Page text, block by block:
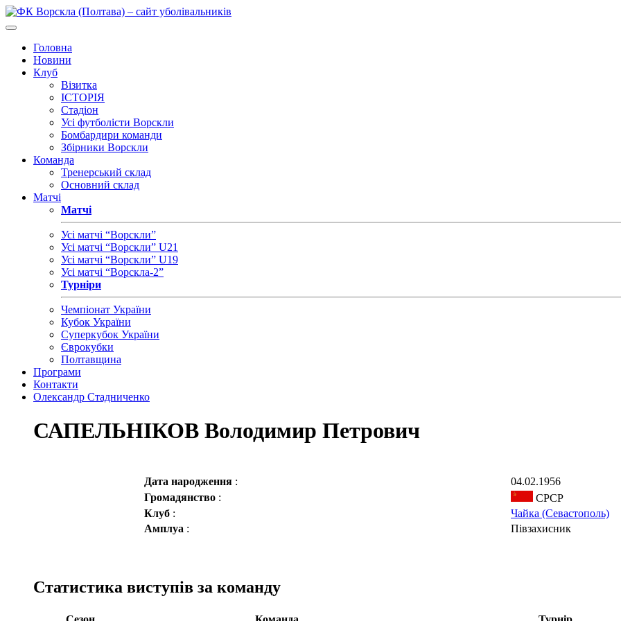
Головна
Новини
Клуб
Візитка
ІСТОРІЯ
Стадіон
Усі футболісти Ворскли
Бомбардири команди
Збірники Ворскли
Команда
Тренерський склад
Основний склад
Матчі
Матчі
Усі матчі “Ворскли”
Усі матчі “Ворскли” U21
Усі матчі “Ворскли” U19
Усі матчі “Ворскла-2”
Турніри
Чемпіонат України
Кубок України
Суперкубок України
Єврокубки
Полтавщина
Програми
Контакти
Олександр Стадниченко
САПЕЛЬНІКОВ Володимир Петрович
Дата народження :
04.02.1956
Громадянство :
СРСР
Клуб :
Чайка (Севастополь)
Амплуа : Півзахисник
Статистика виступів за команду